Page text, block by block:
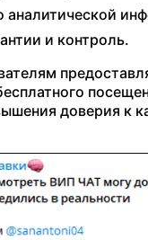
аналитической
и контроль.
доверия к